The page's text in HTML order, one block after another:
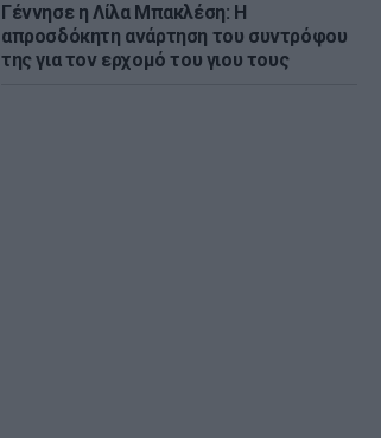
Γέννησε η Λίλα Μπακλέση: Η
απροσδόκητη ανάρτηση του συντρόφου
της για τον ερχομό του γιου τους